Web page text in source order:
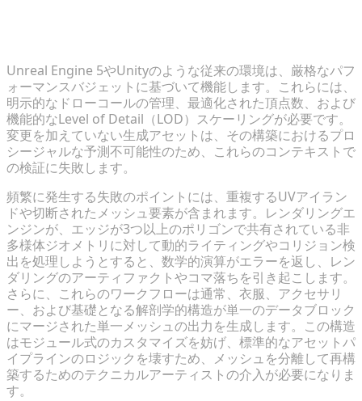
Unreal Engine 5やUnityのような従来の環境は、厳格なパフ
ォーマンスバジェットに基づいて機能します。これらには、
明示的なドローコールの管理、最適化された頂点数、および
機能的なLevel of Detail（LOD）スケーリングが必要です。
変更を加えていない生成アセットは、その構築におけるプロ
シージャルな予測不可能性のため、これらのコンテキストで
の検証に失敗します。
頻繁に発生する失敗のポイントには、重複するUVアイラン
ドや切断されたメッシュ要素が含まれます。レンダリングエ
ンジンが、エッジが3つ以上のポリゴンで共有されている非
多様体ジオメトリに対して動的ライティングやコリジョン検
出を処理しようとすると、数学的演算がエラーを返し、レン
ダリングのアーティファクトやコマ落ちを引き起こします。
さらに、これらのワークフローは通常、衣服、アクセサリ
ー、および基礎となる解剖学的構造が単一のデータブロック
にマージされた単一メッシュの出力を生成します。この構造
はモジュール式のカスタマイズを妨げ、標準的なアセットパ
イプラインのロジックを壊すため、メッシュを分離して再構
築するためのテクニカルアーティストの介入が必要になりま
す。